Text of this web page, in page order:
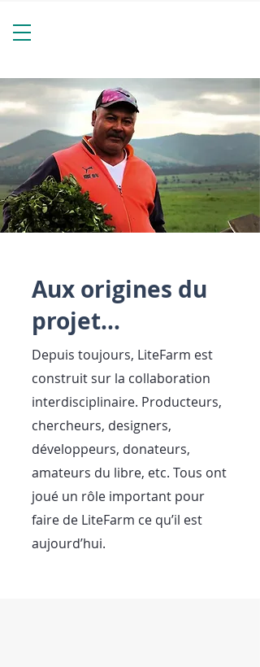
Aux origines du
projet…
Depuis toujours, LiteFarm est
construit sur la collaboration
interdisciplinaire. Producteurs,
chercheurs, designers,
développeurs, donateurs,
amateurs du libre, etc. Tous ont
joué un rôle important pour
faire de LiteFarm ce qu’il est
aujourd’hui.